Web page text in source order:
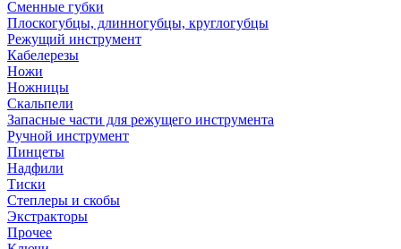
Сменные губки
Плоскогубцы, длинногубцы, круглогубцы
Режущий инструмент
Кабелерезы
Ножи
Ножницы
Скальпели
Запасные части для режущего инструмента
Ручной инструмент
Пинцеты
Надфили
Тиски
Степлеры и скобы
Экстракторы
Прочее